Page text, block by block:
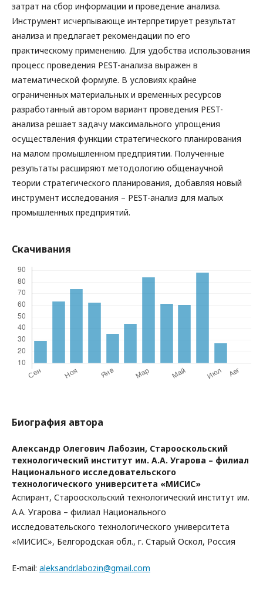
затрат на сбор информации и проведение анализа.
Инструмент исчерпывающе интерпретирует результат
анализа и предлагает рекомендации по его
практическому применению. Для удобства использования
процесс проведения PEST-анализа выражен в
математической формуле. В условиях крайне
ограниченных материальных и временных ресурсов
разработанный автором вариант проведения PEST-
анализа решает задачу максимального упрощения
осуществления функции стратегического планирования
на малом промышленном предприятии. Полученные
результаты расширяют методологию общенаучной
теории стратегического планирования, добавляя новый
инструмент исследования – PEST-анализ для малых
промышленных предприятий.
Скачивания
Биография автора
Александр Олегович Лабозин, Старооскольский
технологический институт им. А.А. Угарова – филиал
Национального исследовательского
технологического университета «МИСИС»
Аспирант, Старооскольский технологический институт им.
А.А. Угарова – филиал Национального
исследовательского технологического университета
«МИСИС», Белгородская обл., г. Старый Оскол, Россия
E-mail: aleksandr.labozin@gmail.com